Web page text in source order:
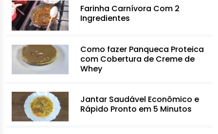
Farinha Carnívora Com 2
Ingredientes
Como fazer Panqueca Proteica
com Cobertura de Creme de
Whey
Jantar Saudável Econômico e
Rápido Pronto em 5 Minutos